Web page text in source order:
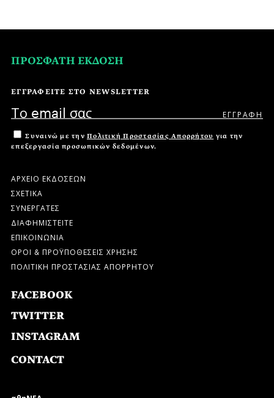
ΠΡΟΣΦΑΤΗ ΕΚΔΟΣΗ
ΕΓΓΡΑΦΕΙΤΕ ΣΤΟ NEWSLETTER
Συναινώ με την Πολιτική Προστασίας Απορρήτου για την
επεξεργασία προσωπικών δεδομένων.
ΑΡΧΕΙΟ ΕΚΔΟΣΕΩΝ
ΣΧΕΤΙΚΑ
ΣΥΝΕΡΓΑΤΕΣ
ΔΙΑΦΗΜΙΣΤΕΙΤΕ
ΕΠΙΚΟΙΝΩΝΙΑ
ΟΡΟΙ & ΠΡΟΫΠΟΘΕΣΕΙΣ ΧΡΗΣΗΣ
ΠΟΛΙΤΙΚΗ ΠΡΟΣΤΑΣΙΑΣ ΑΠΟΡΡΗΤΟΥ
FACEBOOK
TWITTER
INSTAGRAM
CONTACT